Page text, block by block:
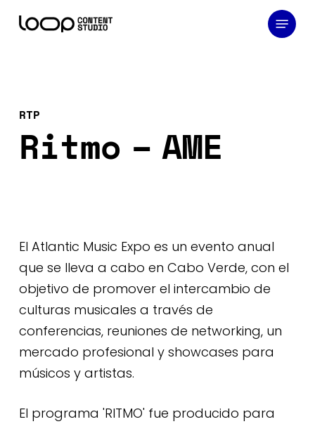
Menu
RTP
Ritmo – AME
El Atlantic Music Expo es un evento anual
que se lleva a cabo en Cabo Verde, con el
objetivo de promover el intercambio de
culturas musicales a través de
conferencias, reuniones de networking, un
mercado profesional y showcases para
músicos y artistas.
El programa 'RITMO' fue producido para